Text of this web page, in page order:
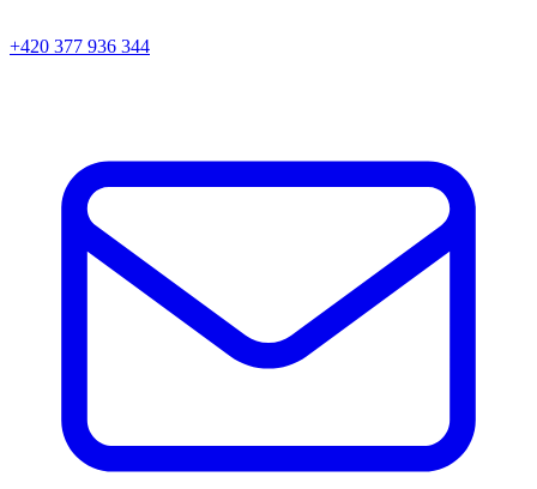
+420 377 936 344